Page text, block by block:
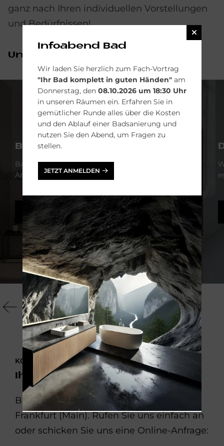
ganz nach Ihren individuellen Vorstellungen
und Bedürfnissen!
Un­se­re Bad­mö­bel­her­stel­ler
BURG­BAD
Badmöbel-Kreationen für unterschiedlichste
Ansprüche und Raumsituationen.
MEHR INFOS
KONTAKTIEREN SIE UNS
Ihr Weg zum neuen Bad
Badrenovierung von Würzburg bis
Frankfurt (Main). Rufen Sie uns einfach an
oder schicken Sie uns eine Online-Anfrage:
Infoabend Bad
Wir laden Sie herzlich zum Fach-Vortrag
"Ihr Bad komplett in guten Händen"am
Donnerstag, den 08.10.2026 um 18:30 Uhr
in unseren Räumen ein. Erfahren Sie in
gemütlicher Runde alles über die Kosten
und den Ablauf einer Badsanierung und
nutzen Sie den Abend, um Fragen zu
stellen.
JETZT ANMELDEN